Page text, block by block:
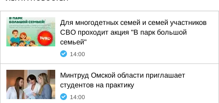
Для многодетных семей и семей участников
СВО проходит акция "В парк большой
семьей"
14:00
Минтруд Омской области приглашает
студентов на практику
14:00